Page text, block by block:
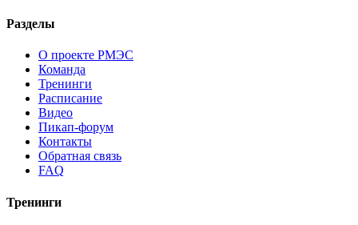
Разделы
О проекте РМЭС
Команда
Тренинги
Расписание
Видео
Пикап-форум
Контакты
Обратная связь
FAQ
Тренинги